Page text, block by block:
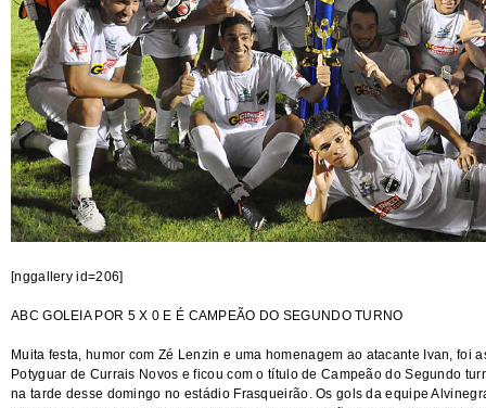
[nggallery id=206]
ABC GOLEIA POR 5 X 0 E É CAMPEÃO DO SEGUNDO TURNO
Muita festa, humor com Zé Lenzin e uma homenagem ao atacante Ivan, foi
Potyguar de Currais Novos e ficou com o título de Campeão do Segundo
na tarde desse domingo no estádio Frasqueirão. Os gols da equipe